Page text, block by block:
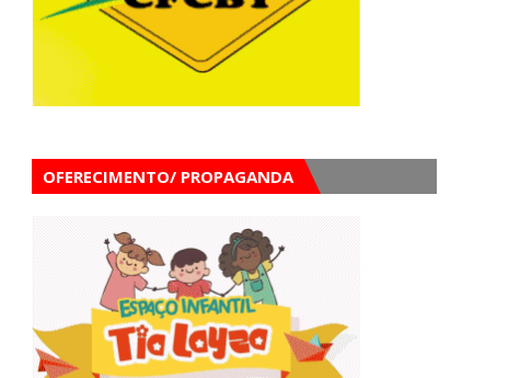
OFERECIMENTO/ PROPAGANDA